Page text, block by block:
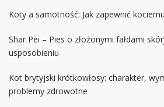
Koty a samotność: Jak zapewnić
Shar Pei – Pies o złożonymi fałdami
usposobieniu
Kot brytyjski krótkowłosy: charakter,
problemy zdrowotne